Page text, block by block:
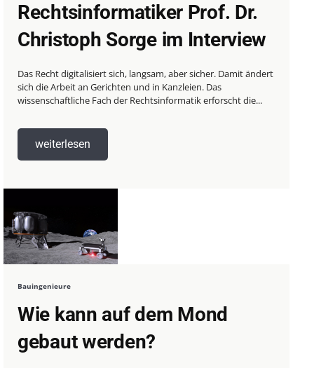
Rechtsinformatiker Prof. Dr.
Christoph Sorge im Interview
Das Recht digitalisiert sich, langsam, aber sicher. Damit ändert
sich die Arbeit an Gerichten und in Kanzleien. Das
wissenschaftliche Fach der Rechtsinformatik erforscht die...
weiterlesen
Bauingenieure
Wie kann auf dem Mond
gebaut werden?